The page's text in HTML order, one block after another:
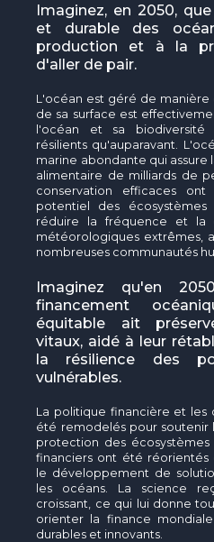
Imaginez, en 2050,
et durable des
production et à la
d'aller de pair.
L'océan est géré de manière
de sa surface est
l'océan et sa
résilients qu'auparavant.
marine abondante qui assure
alimentaire de milliards de
conservation efficaces
potentiel des
réduire la fréquence et la
météorologiques extrêmes,
nombreuses communautés
Imaginez qu'en
financement
équitable ait
vitaux, aidé à leur
la résilience des
vulnérables.
La politique financière et les
été remodelés pour soutenir
protection des
financiers ont été réorientés
le développement de
les océans. La science
croissant, ce qui lui donne
orienter la finance
durables et innovants.